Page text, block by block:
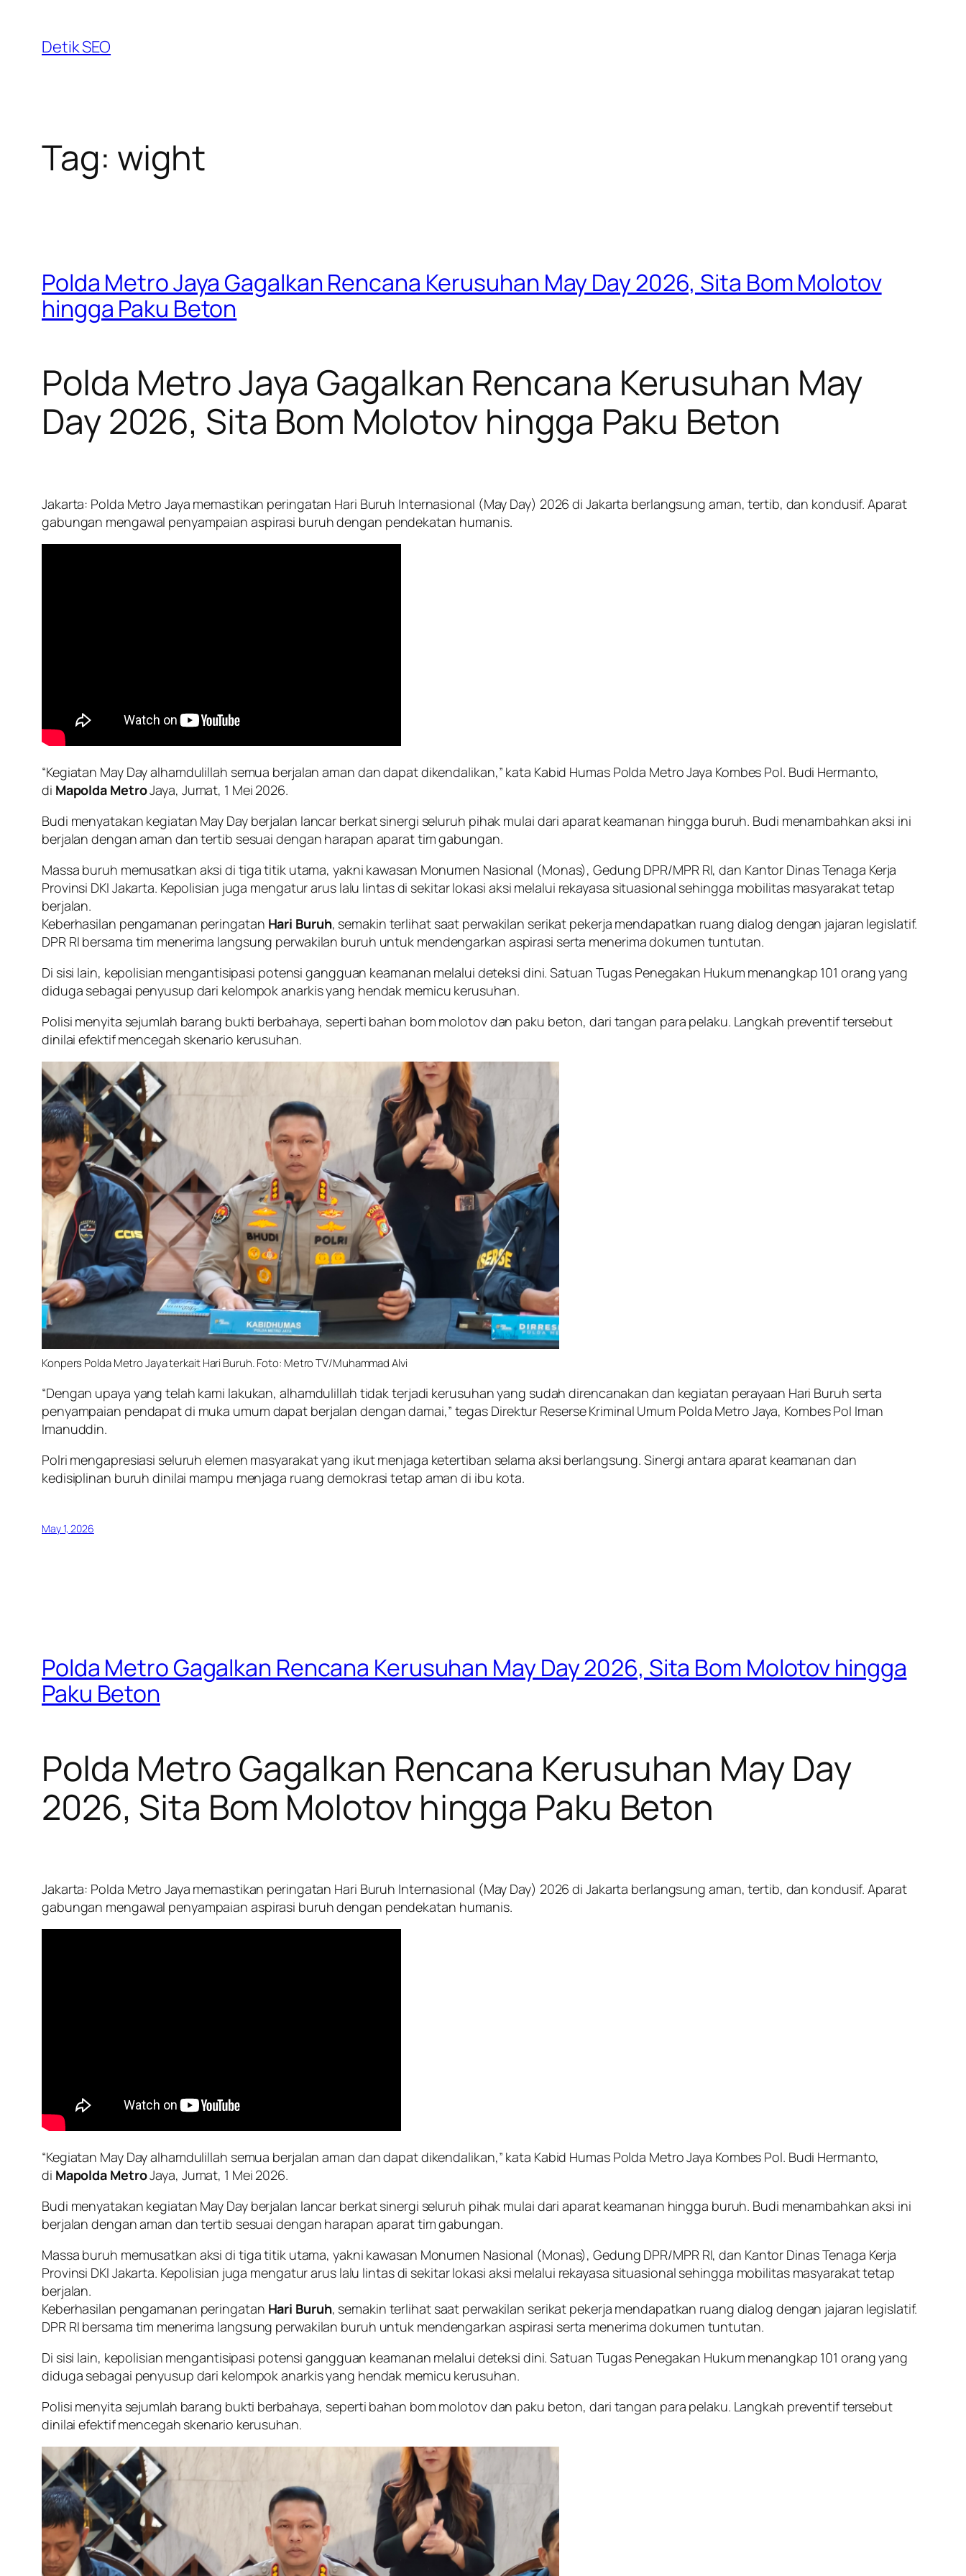
content
Detik SEO
Tag: wight
Polda Metro Jaya Gagalkan Rencana Kerusuhan May Day 2026, Sita Bom Molotov
hingga Paku Beton
Polda Metro Jaya Gagalkan Rencana Kerusuhan May
Day 2026, Sita Bom Molotov hingga Paku Beton
Jakarta: Polda Metro Jaya memastikan peringatan Hari Buruh Internasional (May Day) 2026 di Jakarta berlangsung aman, tertib, dan kondusif. Aparat
gabungan mengawal penyampaian aspirasi buruh dengan pendekatan humanis.
“Kegiatan May Day alhamdulillah semua berjalan aman dan dapat dikendalikan,” kata Kabid Humas Polda Metro Jaya Kombes Pol. Budi Hermanto,
di Mapolda MetroJaya, Jumat, 1 Mei 2026.
Budi menyatakan kegiatan May Day berjalan lancar berkat sinergi seluruh pihak mulai dari aparat keamanan hingga buruh. Budi menambahkan aksi ini
berjalan dengan aman dan tertib sesuai dengan harapan aparat tim gabungan.
Massa buruh memusatkan aksi di tiga titik utama, yakni kawasan Monumen Nasional (Monas), Gedung DPR/MPR RI, dan Kantor Dinas Tenaga Kerja
Provinsi DKI Jakarta. Kepolisian juga mengatur arus lalu lintas di sekitar lokasi aksi melalui rekayasa situasional sehingga mobilitas masyarakat tetap
berjalan.
Keberhasilan pengamanan peringatan Hari Buruh, semakin terlihat saat perwakilan serikat pekerja mendapatkan ruang dialog dengan jajaran legislatif.
DPR RI bersama tim menerima langsung perwakilan buruh untuk mendengarkan aspirasi serta menerima dokumen tuntutan.
Di sisi lain, kepolisian mengantisipasi potensi gangguan keamanan melalui deteksi dini. Satuan Tugas Penegakan Hukum menangkap 101 orang yang
diduga sebagai penyusup dari kelompok anarkis yang hendak memicu kerusuhan.
Polisi menyita sejumlah barang bukti berbahaya, seperti bahan bom molotov dan paku beton, dari tangan para pelaku. Langkah preventif tersebut
dinilai efektif mencegah skenario kerusuhan.
Konpers Polda Metro Jaya terkait Hari Buruh. Foto: Metro TV/Muhammad Alvi
“Dengan upaya yang telah kami lakukan, alhamdulillah tidak terjadi kerusuhan yang sudah direncanakan dan kegiatan perayaan Hari Buruh serta
penyampaian pendapat di muka umum dapat berjalan dengan damai,” tegas Direktur Reserse Kriminal Umum Polda Metro Jaya, Kombes Pol Iman
Imanuddin.
Polri mengapresiasi seluruh elemen masyarakat yang ikut menjaga ketertiban selama aksi berlangsung. Sinergi antara aparat keamanan dan
kedisiplinan buruh dinilai mampu menjaga ruang demokrasi tetap aman di ibu kota.
May 1, 2026
Polda Metro Gagalkan Rencana Kerusuhan May Day 2026, Sita Bom Molotov hingga
Paku Beton
Polda Metro Gagalkan Rencana Kerusuhan May Day
2026, Sita Bom Molotov hingga Paku Beton
Jakarta: Polda Metro Jaya memastikan peringatan Hari Buruh Internasional (May Day) 2026 di Jakarta berlangsung aman, tertib, dan kondusif. Aparat
gabungan mengawal penyampaian aspirasi buruh dengan pendekatan humanis.
“Kegiatan May Day alhamdulillah semua berjalan aman dan dapat dikendalikan,” kata Kabid Humas Polda Metro Jaya Kombes Pol. Budi Hermanto,
di Mapolda MetroJaya, Jumat, 1 Mei 2026.
Budi menyatakan kegiatan May Day berjalan lancar berkat sinergi seluruh pihak mulai dari aparat keamanan hingga buruh. Budi menambahkan aksi ini
berjalan dengan aman dan tertib sesuai dengan harapan aparat tim gabungan.
Massa buruh memusatkan aksi di tiga titik utama, yakni kawasan Monumen Nasional (Monas), Gedung DPR/MPR RI, dan Kantor Dinas Tenaga Kerja
Provinsi DKI Jakarta. Kepolisian juga mengatur arus lalu lintas di sekitar lokasi aksi melalui rekayasa situasional sehingga mobilitas masyarakat tetap
berjalan.
Keberhasilan pengamanan peringatan Hari Buruh, semakin terlihat saat perwakilan serikat pekerja mendapatkan ruang dialog dengan jajaran legislatif.
DPR RI bersama tim menerima langsung perwakilan buruh untuk mendengarkan aspirasi serta menerima dokumen tuntutan.
Di sisi lain, kepolisian mengantisipasi potensi gangguan keamanan melalui deteksi dini. Satuan Tugas Penegakan Hukum menangkap 101 orang yang
diduga sebagai penyusup dari kelompok anarkis yang hendak memicu kerusuhan.
Polisi menyita sejumlah barang bukti berbahaya, seperti bahan bom molotov dan paku beton, dari tangan para pelaku. Langkah preventif tersebut
dinilai efektif mencegah skenario kerusuhan.